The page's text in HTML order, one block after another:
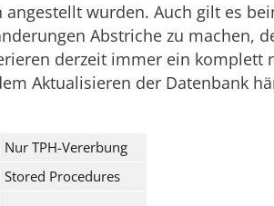
wurden. Auch gilt es
Abstriche zu machen,
derzeit immer ein komplett
Aktualisieren der Datenbank
Nur TPH-Vererbung
Stored Procedures